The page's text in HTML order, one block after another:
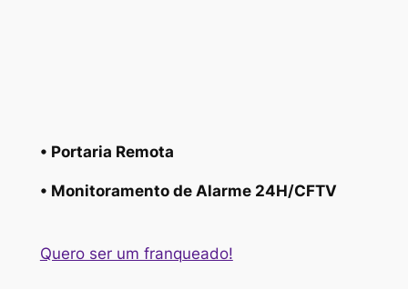
• Portaria Remota
• Monitoramento de Alarme 24H/CFTV
Quero ser um franqueado!